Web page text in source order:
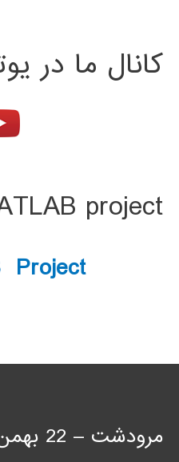
کانال ما در
project
Project
مرودشت – 22 بهمن شمالی